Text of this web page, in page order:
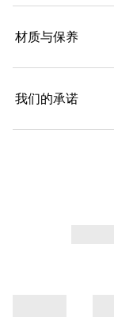
材质与保养
我们的承诺